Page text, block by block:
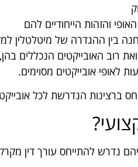
והזהות הייחודיים להם
בין ההגדרה של מיטלטלין
רוב האובייקטים הנכללים
לאופי אובייקטים מסוימים.
ברצינות הנדרשת לכל
נדרש להתייחס עורך דין